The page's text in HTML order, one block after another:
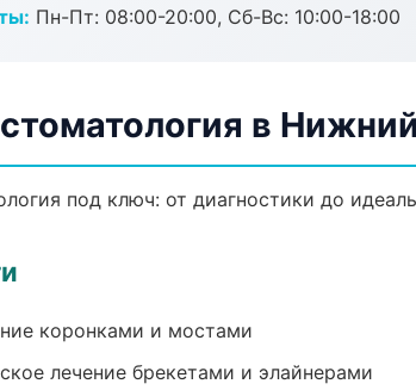
Пн-Пт: 08:00-20:00, Сб-Вс: 10:00-18:00
в
под ключ: от диагностики до
коронками и мостами
лечение брекетами и элайнерами